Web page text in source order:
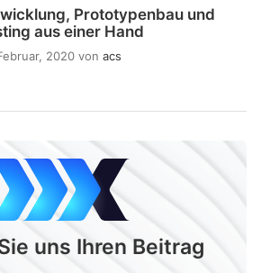
Prototypenbau und
aus einer Hand
2020 von acs
uns Ihren Beitrag